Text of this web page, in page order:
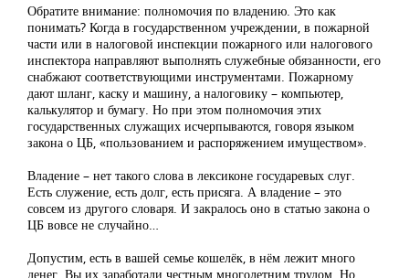
Обратите внимание: полномочия по владению. Это как
понимать? Когда в государственном учреждении, в пожарной
части или в налоговой инспекции пожарного или налогового
инспектора направляют выполнять служебные обязанности, его
снабжают соответствующими инструментами. Пожарному
дают шланг, каску и машину, а налоговику – компьютер,
калькулятор и бумагу. Но при этом полномочия этих
государственных служащих исчерпываются, говоря языком
закона о ЦБ, «пользованием и распоряжением имуществом».
Владение – нет такого слова в лексиконе государевых слуг.
Есть служение, есть долг, есть присяга. А владение – это
совсем из другого словаря. И закралось оно в статью закона о
ЦБ вовсе не случайно…
Допустим, есть в вашей семье кошелёк, в нём лежит много
денег. Вы их заработали честным многолетним трудом. Но